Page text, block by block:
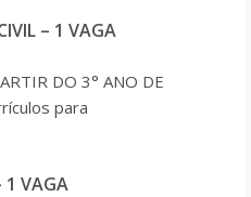
– 1 VAGA
DO 3° ANO DE
para
1 VAGA